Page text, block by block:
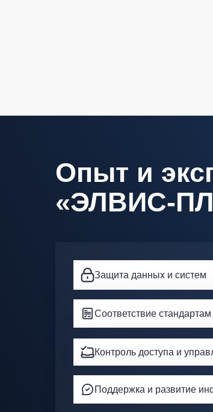
Защита данных и систем
Соответствие
Контроль доступа и
Поддержка и развитие
Опыт и
«ЭЛВИС-